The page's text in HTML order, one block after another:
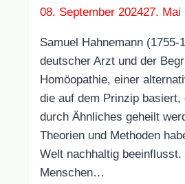
08. September 202427. Mai
Samuel Hahnemann (1755-
deutscher Arzt und der
Homöopathie, einer
die auf dem Prinzip basiert,
durch Ähnliches geheilt
Theorien und Methoden
Welt nachhaltig beeinflusst.
Menschen…